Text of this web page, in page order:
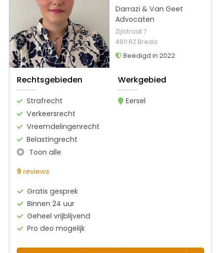
Darrazi & Van Geet
Advocaten
Zijlstraat 7
4811 RZ Breda
Beëdigd in 2022
Rechtsgebieden
Strafrecht
Verkeersrecht
Vreemdelingenrecht
Belastingrecht
Toon alle
Werkgebied
Eersel
9 reviews
Gratis gesprek
Binnen 24 uur
Geheel vrijblijvend
Pro deo mogelijk